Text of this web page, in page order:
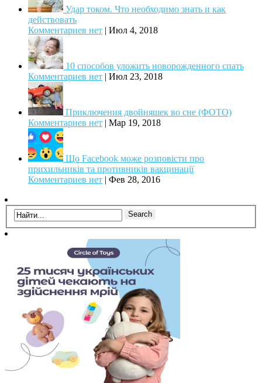
Удар током. Что необходимо знать и как
действовать
Комментариев нет | Июл 4, 2018
10 способов уложить новорожденного спать
Комментариев нет | Июл 23, 2018
Приключения двойняшек во сне (ФОТО)
Комментариев нет | Мар 19, 2018
Що Facebook може розповісти про
прихильників та противників вакцинації
Комментариев нет | Фев 28, 2016